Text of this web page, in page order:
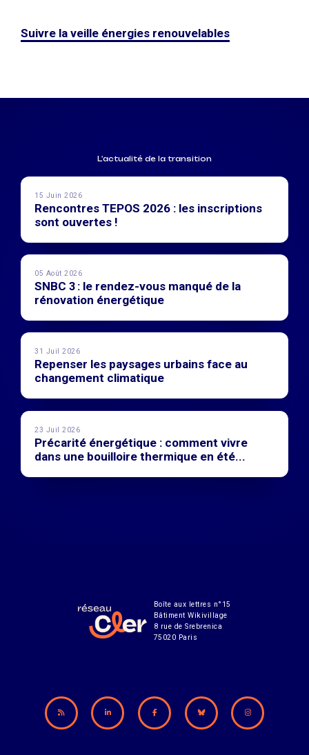
Suivre la veille énergies renouvelables
L'actualité de la transition
15 Juin 2026
Rencontres TEPOS 2026 : les inscriptions
sont ouvertes !
05 Août 2026
SNBC 3 : le rendez-vous manqué de la
rénovation énergétique
31 Juil 2026
Repenser les paysages urbains face au
changement climatique
23 Juil 2026
Précarité énergétique : comment vivre
dans une bouilloire thermique en été...
Boîte aux lettres n°15
Bâtiment Wikivillage
8 rue de Srebrenica
75020 Paris